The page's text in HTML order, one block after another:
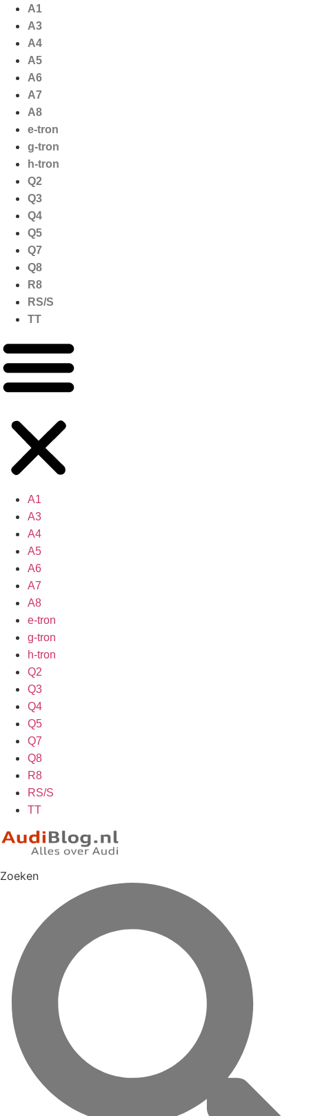
naar
inhoud
A1
A3
A4
A5
A6
A7
A8
e-tron
g-tron
h-tron
Q2
Q3
Q4
Q5
Q7
Q8
R8
RS/S
TT
A1
A3
A4
A5
A6
A7
A8
e-tron
g-tron
h-tron
Q2
Q3
Q4
Q5
Q7
Q8
R8
RS/S
TT
Zoeken